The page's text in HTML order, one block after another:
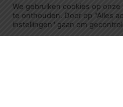
We gebruiken cookies op
te onthouden. Door op "Alles
instellingen" gaan om